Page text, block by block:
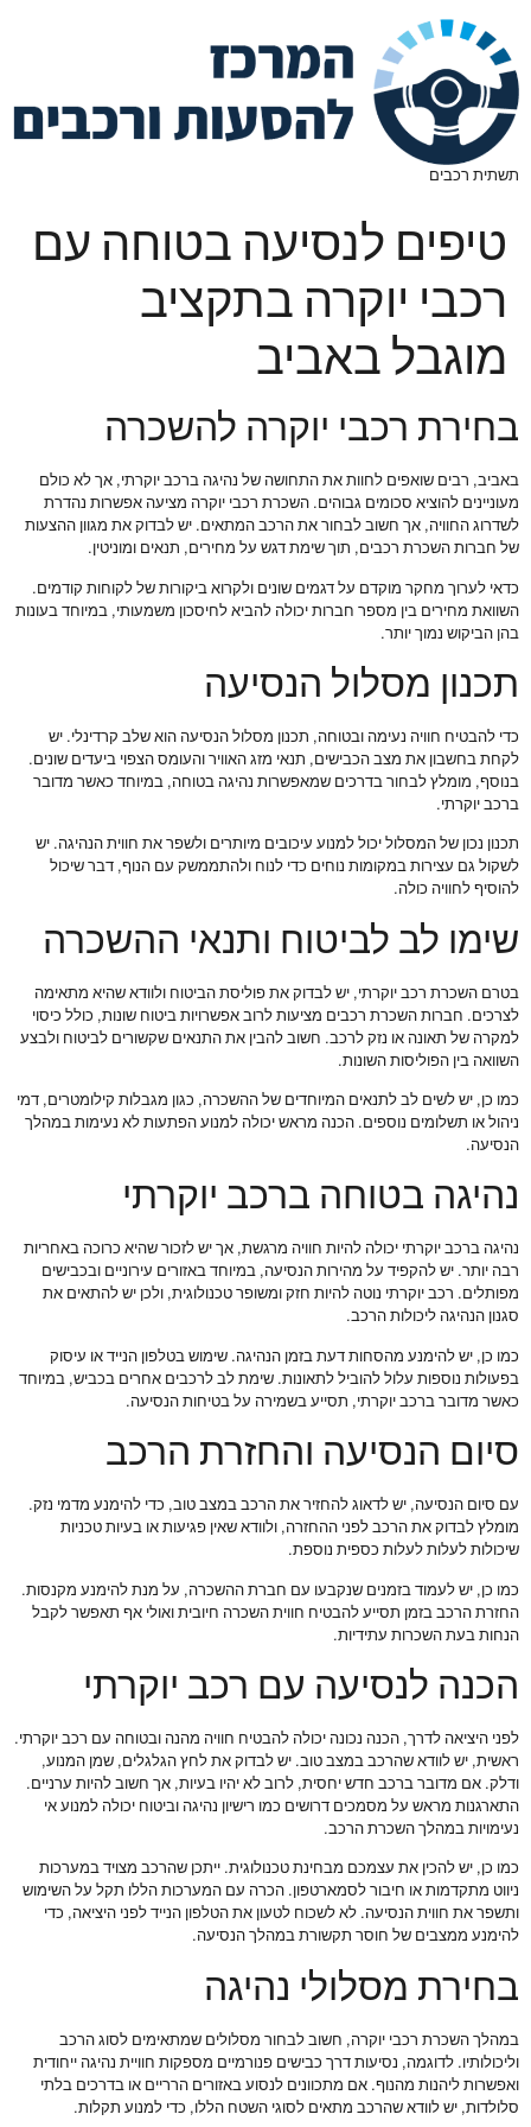
תשתית רכבים
טיפים לנסיעה בטוחה עם
רכבי יוקרה בתקציב
מוגבל באביב
בחירת רכבי יוקרה להשכרה
באביב, רבים שואפים לחוות את התחושה של נהיגה ברכב יוקרתי, אך לא כולם
מעוניינים להוציא סכומים גבוהים. השכרת רכבי יוקרה מציעה אפשרות נהדרת
לשדרוג החוויה, אך חשוב לבחור את הרכב המתאים. יש לבדוק את מגוון ההצעות
של חברות השכרת רכבים, תוך שימת דגש על מחירים, תנאים ומוניטין.
כדאי לערוך מחקר מוקדם על דגמים שונים ולקרוא ביקורות של לקוחות קודמים.
השוואת מחירים בין מספר חברות יכולה להביא לחיסכון משמעותי, במיוחד בעונות
בהן הביקוש נמוך יותר.
תכנון מסלול הנסיעה
כדי להבטיח חוויה נעימה ובטוחה, תכנון מסלול הנסיעה הוא שלב קרדינלי. יש
לקחת בחשבון את מצב הכבישים, תנאי מזג האוויר והעומס הצפוי ביעדים שונים.
בנוסף, מומלץ לבחור בדרכים שמאפשרות נהיגה בטוחה, במיוחד כאשר מדובר
ברכב יוקרתי.
תכנון נכון של המסלול יכול למנוע עיכובים מיותרים ולשפר את חווית הנהיגה. יש
לשקול גם עצירות במקומות נוחים כדי לנוח ולהתממשק עם הנוף, דבר שיכול
להוסיף לחוויה כולה.
שימו לב לביטוח ותנאי ההשכרה
בטרם השכרת רכב יוקרתי, יש לבדוק את פוליסת הביטוח ולוודא שהיא מתאימה
לצרכים. חברות השכרת רכבים מציעות לרוב אפשרויות ביטוח שונות, כולל כיסוי
למקרה של תאונה או נזק לרכב. חשוב להבין את התנאים שקשורים לביטוח ולבצע
השוואה בין הפוליסות השונות.
כמו כן, יש לשים לב לתנאים המיוחדים של ההשכרה, כגון מגבלות קילומטרים, דמי
ניהול או תשלומים נוספים. הכנה מראש יכולה למנוע הפתעות לא נעימות במהלך
הנסיעה.
נהיגה בטוחה ברכב יוקרתי
נהיגה ברכב יוקרתי יכולה להיות חוויה מרגשת, אך יש לזכור שהיא כרוכה באחריות
רבה יותר. יש להקפיד על מהירות הנסיעה, במיוחד באזורים עירוניים ובכבישים
מפותלים. רכב יוקרתי נוטה להיות חזק ומשופר טכנולוגית, ולכן יש להתאים את
סגנון הנהיגה ליכולות הרכב.
כמו כן, יש להימנע מהסחות דעת בזמן הנהיגה. שימוש בטלפון הנייד או עיסוק
בפעולות נוספות עלול להוביל לתאונות. שימת לב לרכבים אחרים בכביש, במיוחד
כאשר מדובר ברכב יוקרתי, תסייע בשמירה על בטיחות הנסיעה.
סיום הנסיעה והחזרת הרכב
עם סיום הנסיעה, יש לדאוג להחזיר את הרכב במצב טוב, כדי להימנע מדמי נזק.
מומלץ לבדוק את הרכב לפני ההחזרה, ולוודא שאין פגיעות או בעיות טכניות
שיכולות לעלות לעלות כספית נוספת.
כמו כן, יש לעמוד בזמנים שנקבעו עם חברת ההשכרה, על מנת להימנע מקנסות.
החזרת הרכב בזמן תסייע להבטיח חווית השכרה חיובית ואולי אף תאפשר לקבל
הנחות בעת השכרות עתידיות.
הכנה לנסיעה עם רכב יוקרתי
לפני היציאה לדרך, הכנה נכונה יכולה להבטיח חוויה מהנה ובטוחה עם רכב יוקרתי.
ראשית, יש לוודא שהרכב במצב טוב. יש לבדוק את לחץ הגלגלים, שמן המנוע,
ודלק. אם מדובר ברכב חדש יחסית, לרוב לא יהיו בעיות, אך חשוב להיות ערניים.
התארגנות מראש על מסמכים דרושים כמו רישיון נהיגה וביטוח יכולה למנוע אי
נעימויות במהלך השכרת הרכב.
כמו כן, יש להכין את עצמכם מבחינת טכנולוגית. ייתכן שהרכב מצויד במערכות
ניווט מתקדמות או חיבור לסמארטפון. הכרה עם המערכות הללו תקל על השימוש
ותשפר את חווית הנסיעה. לא לשכוח לטעון את הטלפון הנייד לפני היציאה, כדי
להימנע ממצבים של חוסר תקשורת במהלך הנסיעה.
בחירת מסלולי נהיגה
במהלך השכרת רכבי יוקרה, חשוב לבחור מסלולים שמתאימים לסוג הרכב
וליכולותיו. לדוגמה, נסיעות דרך כבישים פנורמיים מספקות חוויית נהיגה ייחודית
ואפשרות ליהנות מהנוף. אם מתכוונים לנסוע באזורים הרריים או בדרכים בלתי
סלולדות, יש לוודא שהרכב מתאים לסוגי השטח הללו, כדי למנוע תקלות.